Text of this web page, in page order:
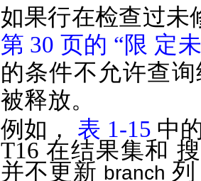
如果行在检查过未
第 30 页的 “限 定
的条件不允许查
被释放。
例如，
表 1-15 中
T16 在结果集和
并不更新 branch